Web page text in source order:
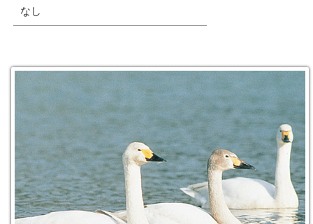
なし